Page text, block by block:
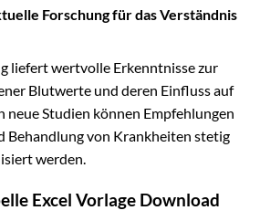
Forschung für das Verständnis
liefert wertvolle Erkenntnisse zur
Blutwerte und deren Einfluss auf
neue Studien können Empfehlungen
Behandlung von Krankheiten stetig
werden.
Excel Vorlage Download